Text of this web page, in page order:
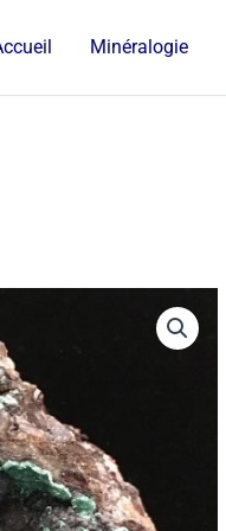
Minéralogie